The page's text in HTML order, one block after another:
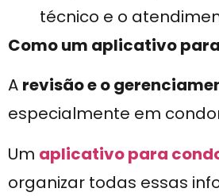
técnico e o
Como um aplicativo
A revisão e o
especialmente em
Um aplicativo para
organizar todas essas